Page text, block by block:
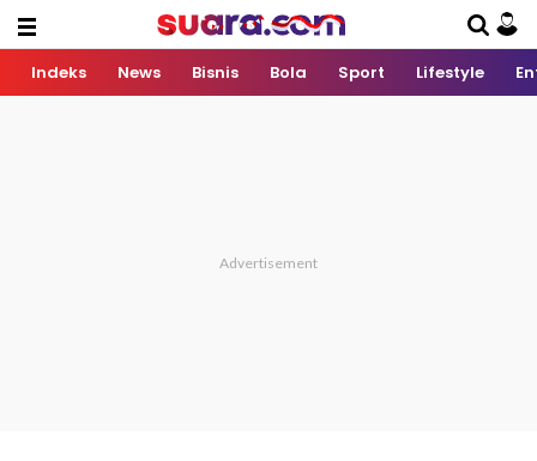
Indeks News Bisnis Bola Sport Lifestyle